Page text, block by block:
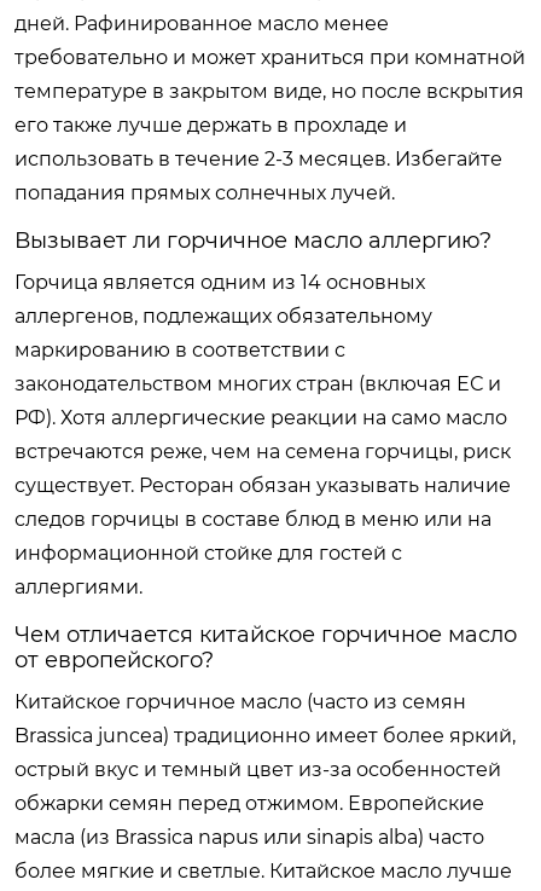
дней. Рафинированное масло менее
требовательно и может храниться при комнатной
температуре в закрытом виде, но после вскрытия
его также лучше держать в прохладе и
использовать в течение 2-3 месяцев. Избегайте
попадания прямых солнечных лучей.
Вызывает ли горчичное масло аллергию?
Горчица является одним из 14 основных
аллергенов, подлежащих обязательному
маркированию в соответствии с
законодательством многих стран (включая ЕС и
РФ). Хотя аллергические реакции на само масло
встречаются реже, чем на семена горчицы, риск
существует. Ресторан обязан указывать наличие
следов горчицы в составе блюд в меню или на
информационной стойке для гостей с
аллергиями.
Чем отличается китайское горчичное масло
от европейского?
Китайское горчичное масло (часто из семян
Brassica juncea) традиционно имеет более яркий,
острый вкус и темный цвет из-за особенностей
обжарки семян перед отжимом. Европейские
масла (из Brassica napus или sinapis alba) часто
более мягкие и светлые. Китайское масло лучше